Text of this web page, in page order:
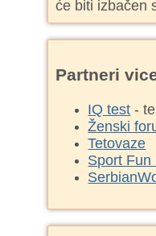
će biti izbačen
Partneri
IQ test -
Ženski
Tetovaze
Sport Fun